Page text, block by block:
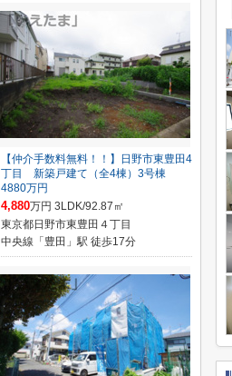
【仲介手数料無料！！】日野市東豊田4
丁目 新築戸建て（全4棟）3号棟
4880万円
4,880万円 3LDK/92.87㎡
東京都日野市東豊田４丁目
中央線「豊田」駅 徒歩17分